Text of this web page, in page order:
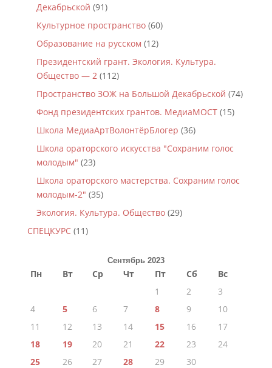
Декабрьской (91)
Культурное пространство(60)
Образование на русском (12)
Президентский грант. Экология. Культура.
Общество — 2(112)
Пространство ЗОЖ на Большой Декабрьской (74)
Фонд президентских грантов. МедиаМОСТ(15)
Школа МедиаАртВолонтёрБлогер (36)
Школа ораторского искусства "Сохраним голос
молодым" (23)
Школа ораторского мастерства. Сохраним голос
молодым-2" (35)
Экология. Культура. Общество(29)
СПЕЦКУРС(11)
Сентябрь 2023
Пн Вт Ср Чт Пт Сб
Вс
1
2
3
4
5 6 7 8 9
10
11
12 13 14 15 16
17
18
19 20 21 22 23
24
25
26 27 28 29
30